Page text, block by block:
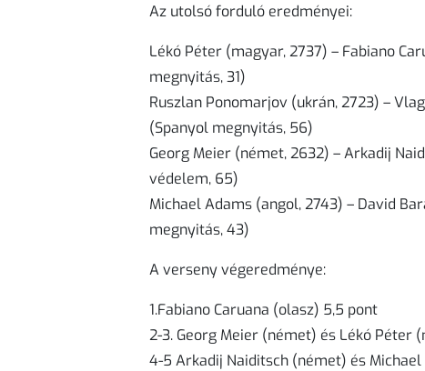
Az utolsó forduló eredményei:
Lékó Péter (magyar, 2737) – Fabiano
megnyitás, 31)
Ruszlan Ponomarjov (ukrán, 2723) –
(Spanyol megnyitás, 56)
Georg Meier (német, 2632) – Arkadij
védelem, 65)
Michael Adams (angol, 2743) – David
megnyitás, 43)
A verseny végeredménye:
1.Fabiano Caruana (olasz) 5,5 pont
2-3. Georg Meier (német) és Lékó Péter
4-5 Arkadij Naiditsch (német) és